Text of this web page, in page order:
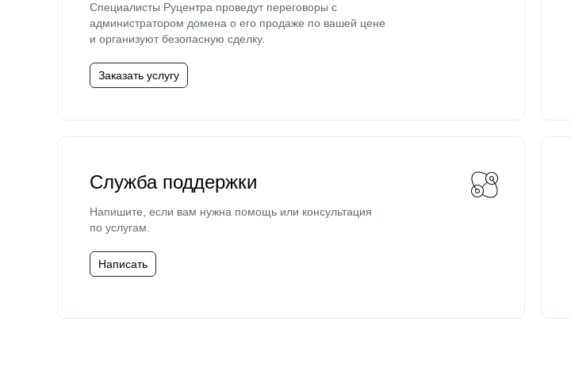
Специалисты Руцентра проведут переговоры с
администратором домена о его продаже по вашей цене
и организуют безопасную сделку.
Заказать услугу
Служба поддержки
Напишите, если вам нужна помощь или консультация
по услугам.
Написать